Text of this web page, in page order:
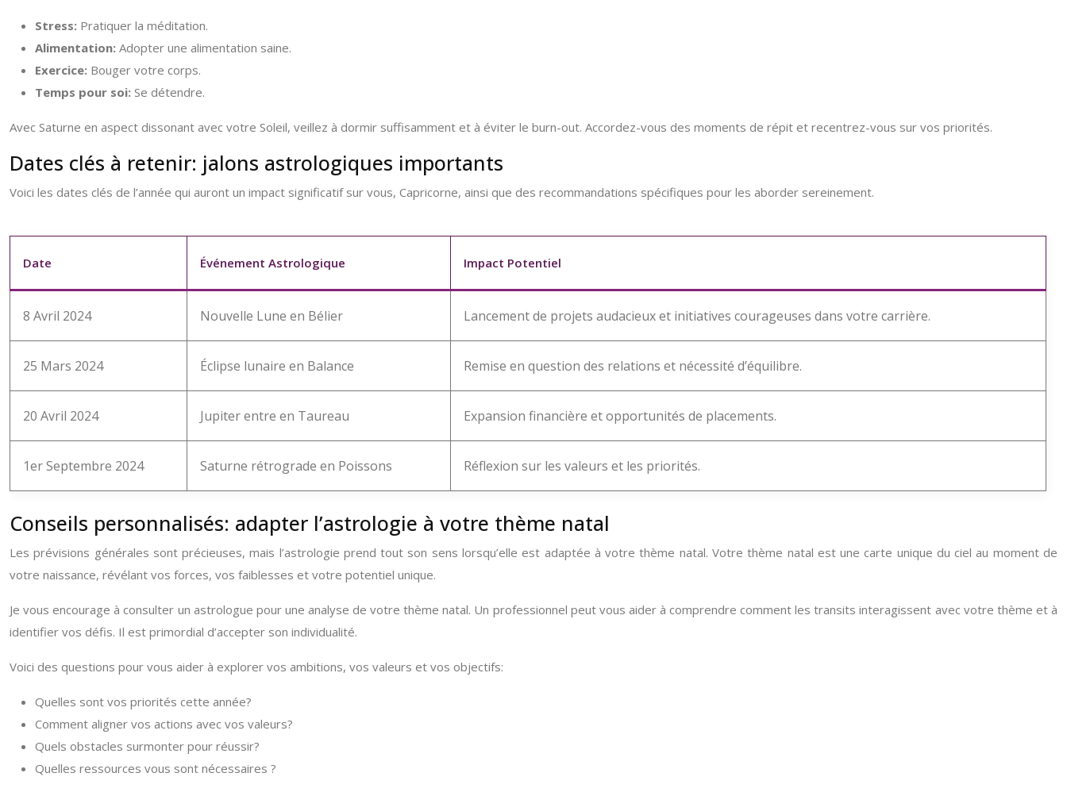
Stress: Pratiquer la méditation.
Alimentation: Adopter une alimentation saine.
Exercice: Bouger votre corps.
Temps pour soi: Se détendre.
Avec Saturne en aspect dissonant avec votre Soleil, veillez à dormir suffisamment et à éviter le burn-out. Accordez-vous des moments de répit et recentrez-vous sur vos priorités.
Dates clés à retenir: jalons astrologiques importants
Voici les dates clés de l’année qui auront un impact significatif sur vous, Capricorne, ainsi que des recommandations spécifiques pour les aborder sereinement.
Date Événement Astrologique Impact Potentiel
8 Avril 2024 Nouvelle Lune en Bélier Lancement de projets audacieux et initiatives courageuses dans votre carrière.
25 Mars 2024 Éclipse lunaire en Balance Remise en question des relations et nécessité d’équilibre.
20 Avril 2024 Jupiter entre en Taureau Expansion financière et opportunités de placements.
1er Septembre 2024 Saturne rétrograde en Poissons Réflexion sur les valeurs et les priorités.
Conseils personnalisés: adapter l’astrologie à votre thème natal
Les prévisions générales sont précieuses, mais l’astrologie prend tout son sens lorsqu’elle est adaptée à votre thème natal. Votre thème natal est une carte unique du ciel au moment de
votre naissance, révélant vos forces, vos faiblesses et votre potentiel unique.
Je vous encourage à consulter un astrologue pour une analyse de votre thème natal. Un professionnel peut vous aider à comprendre comment les transits interagissent avec votre thème et à
identifier vos défis. Il est primordial d’accepter son individualité.
Voici des questions pour vous aider à explorer vos ambitions, vos valeurs et vos objectifs:
Quelles sont vos priorités cette année?
Comment aligner vos actions avec vos valeurs?
Quels obstacles surmonter pour réussir?
Quelles ressources vous sont nécessaires ?